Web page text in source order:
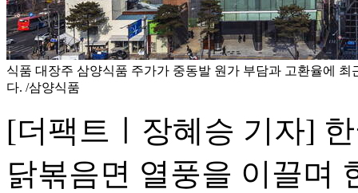
식품 대장주 삼양식품 주가가 중동발 원가 부담과 고환율에 최
다. /삼양식품
[더팩트ㅣ장혜승 기자]
닭볶음면 열풍을 이끌며